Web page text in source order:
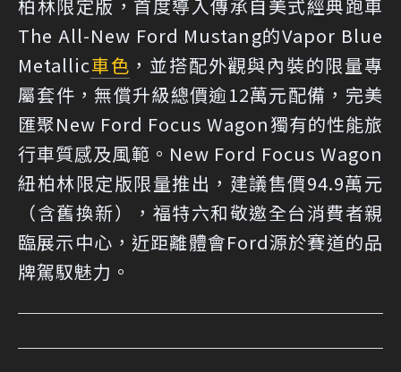
柏林限定版，首度導入傳承自美式經典跑車
The All-New Ford Mustang的Vapor Blue
Metallic車色 ，並搭配外觀與內裝的限量專
屬套件，無償升級總價逾12萬元配備，完美
匯聚New Ford Focus Wagon獨有的性能旅
行車質感及風範。New Ford Focus Wagon
紐柏林限定版限量推出，建議售價94.9萬元
（含舊換新），福特六和敬邀全台消費者親
臨展示中心，近距離體會Ford源於賽道的品
牌駕馭魅力。